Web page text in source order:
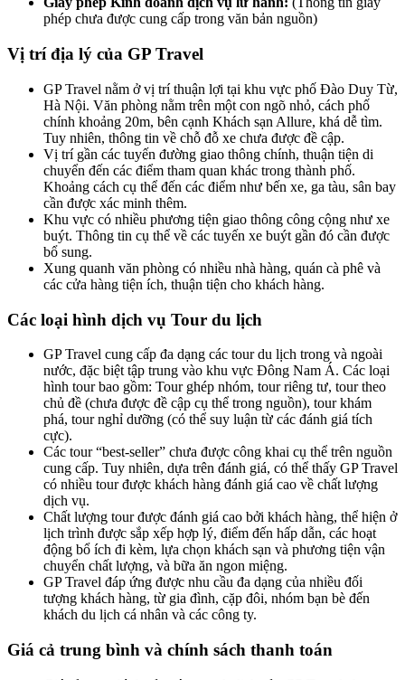
phép chưa được cung cấp trong văn bản nguồn)
Vị trí địa lý của GP Travel
GP Travel nằm ở vị trí thuận lợi tại khu vực phố Đào Duy Từ,
Hà Nội. Văn phòng nằm trên một con ngõ nhỏ, cách phố
chính khoảng 20m, bên cạnh Khách sạn Allure, khá dễ tìm.
Tuy nhiên, thông tin về chỗ đỗ xe chưa được đề cập.
Vị trí gần các tuyến đường giao thông chính, thuận tiện di
chuyển đến các điểm tham quan khác trong thành phố.
Khoảng cách cụ thể đến các điểm như bến xe, ga tàu, sân bay
cần được xác minh thêm.
Khu vực có nhiều phương tiện giao thông công cộng như xe
buýt. Thông tin cụ thể về các tuyến xe buýt gần đó cần được
bổ sung.
Xung quanh văn phòng có nhiều nhà hàng, quán cà phê và
các cửa hàng tiện ích, thuận tiện cho khách hàng.
Các loại hình dịch vụ Tour du lịch
GP Travel cung cấp đa dạng các tour du lịch trong và ngoài
nước, đặc biệt tập trung vào khu vực Đông Nam Á. Các loại
hình tour bao gồm: Tour ghép nhóm, tour riêng tư, tour theo
chủ đề (chưa được đề cập cụ thể trong nguồn), tour khám
phá, tour nghỉ dưỡng (có thể suy luận từ các đánh giá tích
cực).
Các tour “best-seller” chưa được công khai cụ thể trên nguồn
cung cấp. Tuy nhiên, dựa trên đánh giá, có thể thấy GP Travel
có nhiều tour được khách hàng đánh giá cao về chất lượng
dịch vụ.
Chất lượng tour được đánh giá cao bởi khách hàng, thể hiện ở
lịch trình được sắp xếp hợp lý, điểm đến hấp dẫn, các hoạt
động bổ ích đi kèm, lựa chọn khách sạn và phương tiện vận
chuyển chất lượng, và bữa ăn ngon miệng.
GP Travel đáp ứng được nhu cầu đa dạng của nhiều đối
tượng khách hàng, từ gia đình, cặp đôi, nhóm bạn bè đến
khách du lịch cá nhân và các công ty.
Giá cả trung bình và chính sách thanh toán